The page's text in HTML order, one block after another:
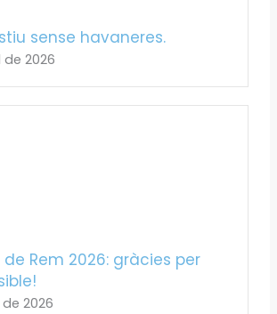
sense havaneres.
de 2026
Rem 2026: gràcies per
de 2026